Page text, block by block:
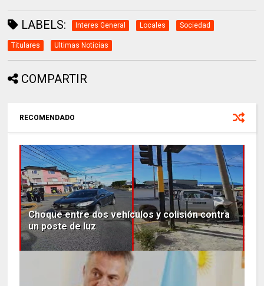
LABELS: Interes General Locales Sociedad
Titulares Ultimas Noticias
COMPARTIR
RECOMENDADO
Choque entre dos vehículos y colisión contra
un poste de luz